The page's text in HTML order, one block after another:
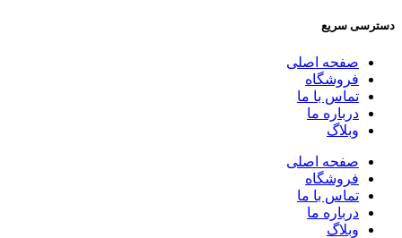
دسترسی سریع
صفحه اصلی
فروشگاه
تماس با ما
درباره ما
وبلاگ
صفحه اصلی
فروشگاه
تماس با ما
درباره ما
وبلاگ